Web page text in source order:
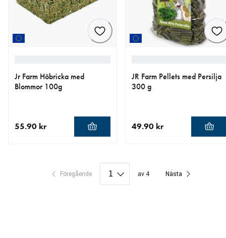
Jr Farm Höbricka med
Blommor 100g
55.90 kr
JR Farm Pellets med Persilja
300 g
49.90 kr
Föregående av 4 Nästa